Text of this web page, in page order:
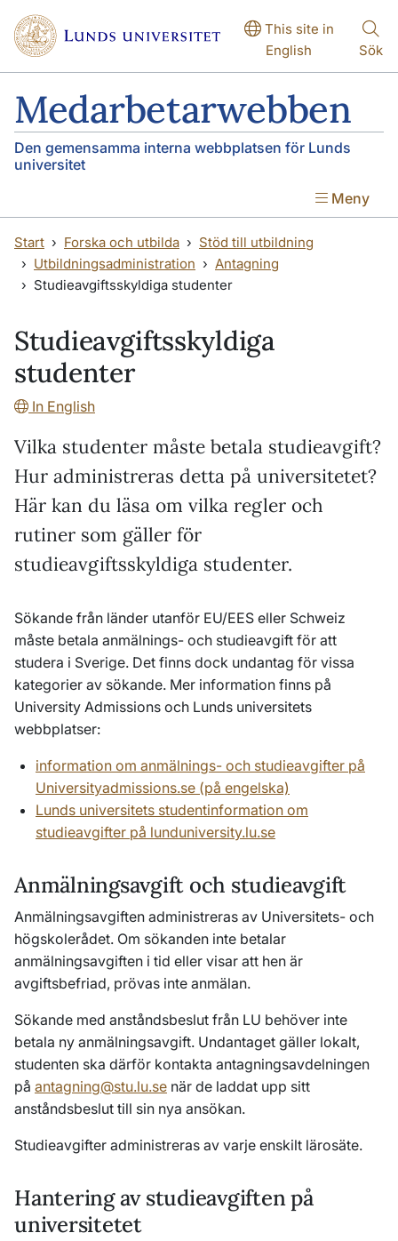
Hoppa till huvudinnehåll
Hoppa till huvudinnehåll
This site in
English
Sök
Medarbetarwebben
Den gemensamma interna webbplatsen för Lunds
universitet
Meny
Start Forska och utbilda
Stöd till utbildning
Utbildningsadministration
Antagning
Studieavgiftsskyldiga studenter
Studieavgiftsskyldiga
studenter
In English
Vilka studenter måste betala studieavgift?
Hur administreras detta på universitetet?
Här kan du läsa om vilka regler och
rutiner som gäller för
studieavgiftsskyldiga studenter.
Sökande från länder utanför EU/EES eller Schweiz
måste betala anmälnings- och studieavgift för att
studera i Sverige. Det finns dock undantag för vissa
kategorier av sökande. Mer information finns på
University Admissions och Lunds universitets
webbplatser:
information om anmälnings- och studieavgifter på
Universityadmissions.se (på engelska)
Lunds universitets studentinformation om
studieavgifter på lunduniversity.lu.se
Anmälningsavgift och studieavgift
Anmälningsavgiften administreras av Universitets- och
högskolerådet. Om sökanden inte betalar
anmälningsavgiften i tid eller visar att hen är
avgiftsbefriad, prövas inte anmälan.
Sökande med anståndsbeslut från LU behöver inte
betala ny anmälningsavgift. Undantaget gäller lokalt,
studenten ska därför kontakta antagningsavdelningen
på antagning@stu.lu.se när de laddat upp sitt
anståndsbeslut till sin nya ansökan.
Studieavgifter administreras av varje enskilt lärosäte.
Hantering av studieavgiften på
universitetet